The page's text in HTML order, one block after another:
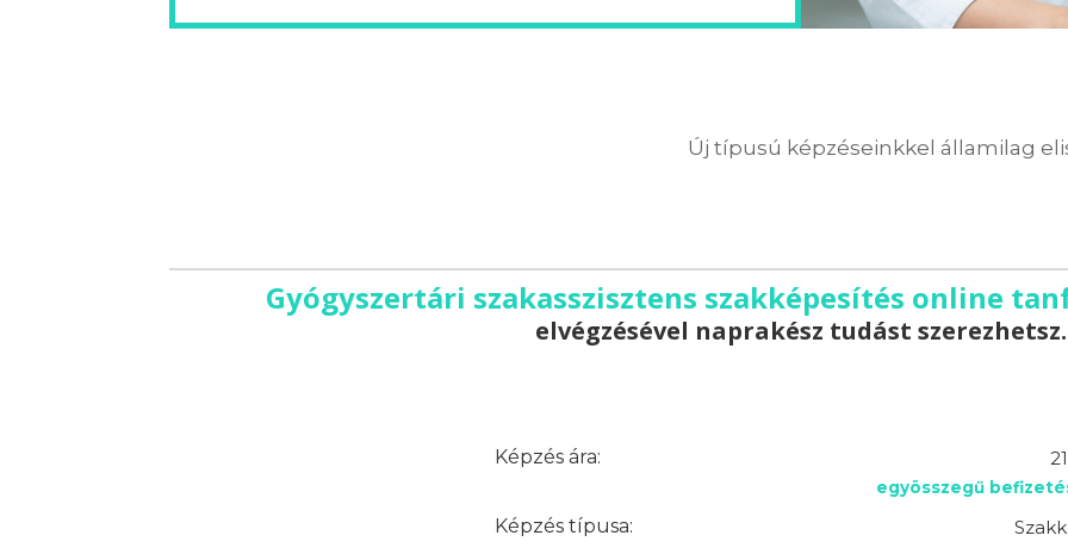
Új típusú képzéseinkkel államilag
Gyógyszertári szakasszisztens szakképesítés online
elvégzésével naprakész tudást szerezhetsz.
Képzés ára:
egyösszegű
Képzés típusa: